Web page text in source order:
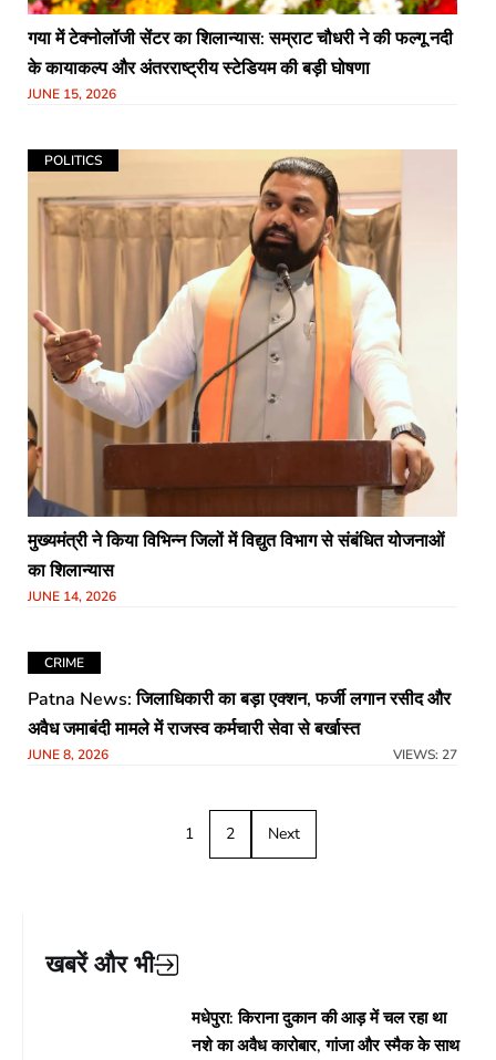
गया में टेक्नोलॉजी सेंटर का शिलान्यास: सम्राट चौधरी ने की फल्गू नदी
के कायाकल्प और अंतरराष्ट्रीय स्टेडियम की बड़ी घोषणा
JUNE 15, 2026
POLITICS
मुख्यमंत्री ने किया विभिन्न जिलों में विद्युत विभाग से संबंधित योजनाओं
का शिलान्यास
JUNE 14, 2026
CRIME
Patna News: जिलाधिकारी का बड़ा एक्शन, फर्जी लगान रसीद और
अवैध जमाबंदी मामले में राजस्व कर्मचारी सेवा से बर्खास्त
JUNE 8, 2026 VIEWS: 27
1 2 Next
खबरें और भी
मधेपुरा: किराना दुकान की आड़ में चल रहा था
नशे का अवैध कारोबार, गांजा और स्मैक के साथ